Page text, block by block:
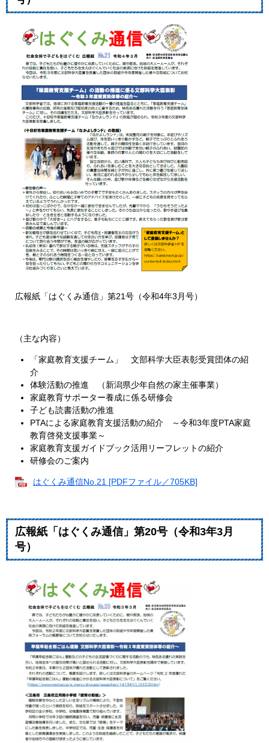
広報紙「はぐくみ通信」第21号（令和4年3月号）
（主な内容）
「家庭教育支援チーム」 文部科学大臣表彰受賞団体の紹
介
体験活動の推進 （新潟県少年自然の家主催事業）
家庭教育サポーター養成に係る研修会
子ども読書活動の推進
PTAによる家庭教育支援活動の紹介 ～令和3年度PTA家庭
教育啓発支援事業～
家庭教育支援ガイドブック活用リーフレットの紹介
研修会のご案内
はぐくみ通信No.21 [PDFファイル／705KB]
広報紙「はぐくみ通信」第20号（令和3年3月
号）